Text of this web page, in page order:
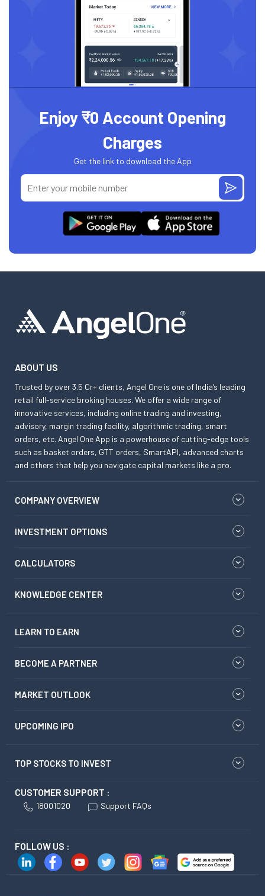
Enjoy ₹0 Account Opening
Charges
Get the link to download the App
ABOUT US
Trusted by over 3.5 Cr+ clients, Angel One is one of India’s leading
retail full-service broking houses. We offer a wide range of
innovative services, including online trading and investing,
advisory, margin trading facility, algorithmic trading, smart
orders, etc. Angel One App is a powerhouse of cutting-edge tools
such as basket orders, GTT orders, SmartAPI, advanced charts
and others that help you navigate capital markets like a pro.
COMPANY OVERVIEW
INVESTMENT OPTIONS
CALCULATORS
KNOWLEDGE CENTER
LEARN TO EARN
BECOME A PARTNER
MARKET OUTLOOK
UPCOMING IPO
TOP STOCKS TO INVEST
CUSTOMER SUPPORT :
18001020 Support FAQs
FOLLOW US :